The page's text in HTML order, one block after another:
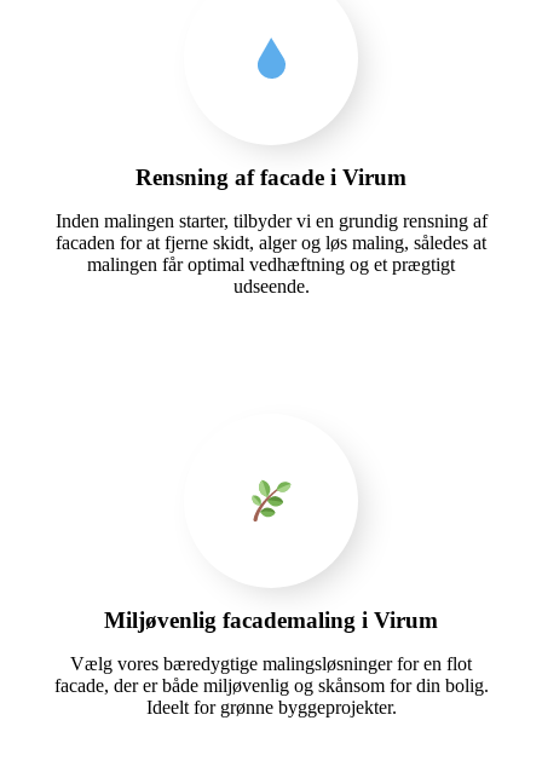
Rensning af facade i Virum
Inden malingen starter, tilbyder vi en grundig rensning af
facaden for at fjerne skidt, alger og løs maling, således at
malingen får optimal vedhæftning og et prægtigt
udseende.
Miljøvenlig facademaling i Virum
Vælg vores bæredygtige malingsløsninger for en flot
facade, der er både miljøvenlig og skånsom for din bolig.
Ideelt for grønne byggeprojekter.